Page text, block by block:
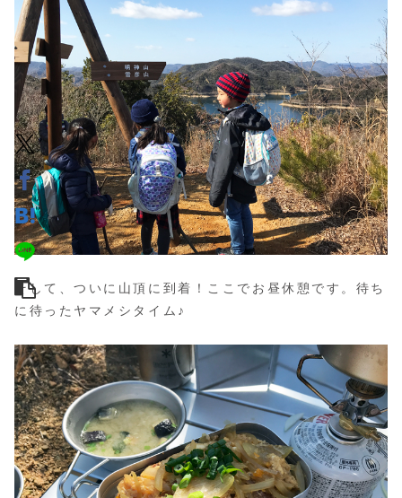
そして、ついに山頂に到着！ここでお昼休憩です。待ち
に待ったヤマメシタイム♪